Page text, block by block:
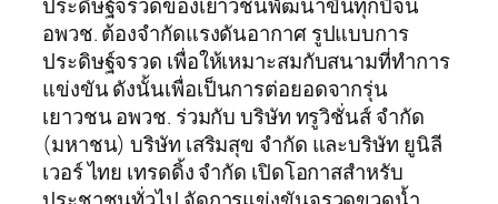
ประดิษฐ์จรวดของเยาวชนพัฒนาขึ้นทุกปีจน
อพวช. ต้องจำกัดแรงดันอากาศ รูปแบบการ
ประดิษฐ์จรวด เพื่อให้เหมาะสมกับสนามที่ทำการ
แข่งขัน ดังนั้นเพื่อเป็นการต่อยอดจากรุ่น
เยาวชน อพวช. ร่วมกับ บริษัท ทรูวิชั่นส์ จำกัด
(มหาชน) บริษัท เสริมสุข จำกัด และบริษัท ยูนิลี
เวอร์ ไทย เทรดดิ้ง จำกัด เปิดโอกาสสำหรับ